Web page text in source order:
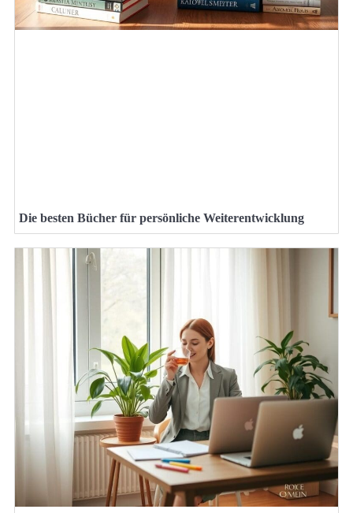
Die besten Bücher für persönliche Weiterentwicklung